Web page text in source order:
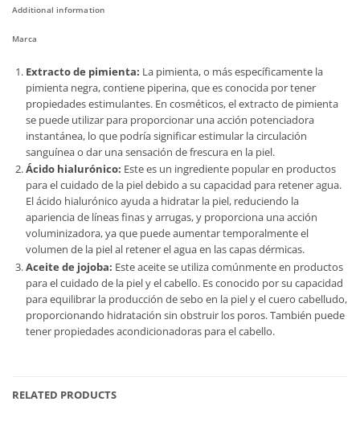
Additional information
Marca
Extracto de pimienta: La pimienta, o más específicamente la
pimienta negra, contiene piperina, que es conocida por tener
propiedades estimulantes. En cosméticos, el extracto de pimienta
se puede utilizar para proporcionar una acción potenciadora
instantánea, lo que podría significar estimular la circulación
sanguínea o dar una sensación de frescura en la piel.
Ácido hialurónico: Este es un ingrediente popular en productos
para el cuidado de la piel debido a su capacidad para retener agua.
El ácido hialurónico ayuda a hidratar la piel, reduciendo la
apariencia de líneas finas y arrugas, y proporciona una acción
voluminizadora, ya que puede aumentar temporalmente el
volumen de la piel al retener el agua en las capas dérmicas.
Aceite de jojoba: Este aceite se utiliza comúnmente en productos
para el cuidado de la piel y el cabello. Es conocido por su capacidad
para equilibrar la producción de sebo en la piel y el cuero cabelludo,
proporcionando hidratación sin obstruir los poros. También puede
tener propiedades acondicionadoras para el cabello.
RELATED PRODUCTS